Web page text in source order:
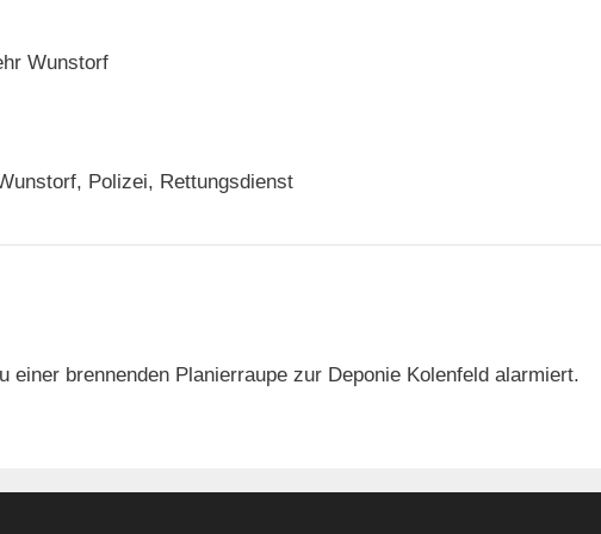
Wunstorf
Polizei, Rettungsdienst
brennenden Planierraupe zur Deponie Kolenfeld alarmiert.